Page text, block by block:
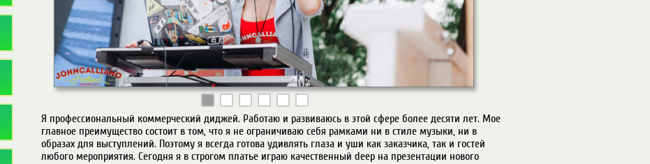
Я профессиональный коммерческий диджей. Работаю и развиваюсь в этой сфере более десяти лет. Мое
главное преимущество состоит в том, что я не ограничиваю себя рамками ни в стиле музыки, ни в
образах для выступлений. Поэтому я всегда готова удивлять глаза и уши как заказчика, так и гостей
любого мероприятия. Сегодня я в строгом платье играю качественный deep на презентации нового